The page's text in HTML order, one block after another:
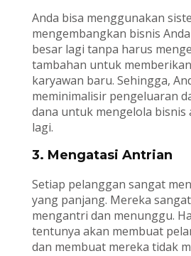
Anda bisa menggunakan
mengembangkan bisnis
besar lagi tanpa harus
tambahan untuk
karyawan baru. Sehingga,
meminimalisir pengeluaran
dana untuk mengelola bisnis
lagi.
3. Mengatasi Antrian
Setiap pelanggan sangat
yang panjang. Mereka
mengantri dan menunggu.
tentunya akan membuat
dan membuat mereka tidak